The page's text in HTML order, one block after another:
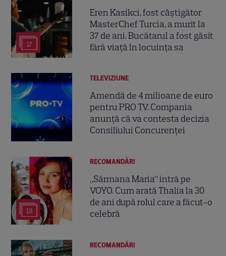
17
Eren Kasikci, fost câștigător
MasterChef Turcia, a murit la
37 de ani. Bucătarul a fost găsit
fără viață în locuința sa
TELEVIZIUNE
Amendă de 4 milioane de euro
pentru PRO TV. Compania
anunță că va contesta decizia
Consiliului Concurenței
18
RECOMANDĂRI
„Sărmana Maria” intră pe
VOYO. Cum arată Thalía la 30
de ani după rolul care a făcut-o
celebră
RECOMANDĂRI